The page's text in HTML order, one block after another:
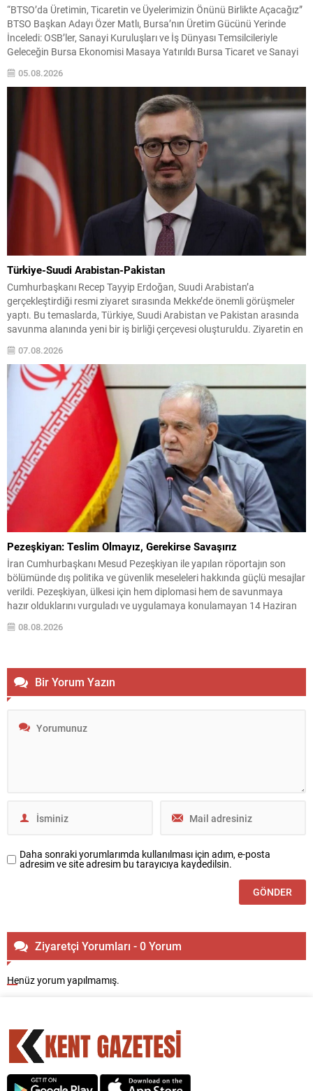
“BTSO’da Üretimin, Ticaretin ve Üyelerimizin Önünü Birlikte Açacağız”
BTSO Başkan Adayı Özer Matlı, Bursa’nın Üretim Gücünü Yerinde
İnceledi: OSB’ler, Sanayi Kuruluşları ve İş Dünyası Temsilcileriyle
Geleceğin Bursa Ekonomisi Masaya Yatırıldı Bursa Ticaret ve Sanayi
damarlarını oluşturan önemli sanayi bölgeleri ve iş...
05.08.2026
Türkiye-Suudi Arabistan-Pakistan
Cumhurbaşkanı Recep Tayyip Erdoğan, Suudi Arabistan’a
gerçekleştirdiği resmi ziyaret sırasında Mekke’de önemli görüşmeler
yaptı. Bu temaslarda, Türkiye, Suudi Arabistan ve Pakistan arasında
savunma alanında yeni bir iş birliği çerçevesi oluşturuldu. Ziyaretin en
oldu. Anlaşma; ortak güvenlik yaklaşımıyla bölgesel barış, istikrar...
07.08.2026
Pezeşkiyan: Teslim Olmayız, Gerekirse Savaşırız
İran Cumhurbaşkanı Mesud Pezeşkiyan ile yapılan röportajın son
bölümünde dış politika ve güvenlik meseleleri hakkında güçlü mesajlar
verildi. Pezeşkiyan, ülkesi için hem diplomasi hem de savunmaya
hazır olduklarını vurguladı ve uygulamaya konulamayan 14 Haziran
mutabakat zaptına ilişkin görüşlerini paylaştı. “Mutabakat zaptını
savunacağız; geri adım atmayız” Pezeşkiyan, varılan anlaşmanın
08.08.2026
Bir Yorum Yazın
Daha sonraki yorumlarımda kullanılması için adım, e-posta
adresim ve site adresim bu tarayıcıya kaydedilsin.
Ziyaretçi Yorumları - 0 Yorum
Henüz yorum yapılmamış.